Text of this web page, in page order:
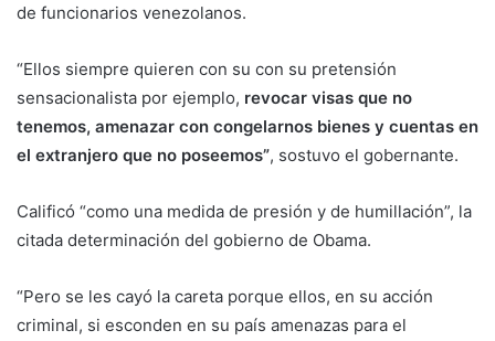
de funcionarios venezolanos.
“Ellos siempre quieren con su con su pretensión
sensacionalista por ejemplo, revocar visas que no
tenemos, amenazar con congelarnos bienes y cuentas en
el extranjero que no poseemos”, sostuvo el gobernante.
Calificó “como una medida de presión y de humillación”, la
citada determinación del gobierno de Obama.
“Pero se les cayó la careta porque ellos, en su acción
criminal, si esconden en su país amenazas para el